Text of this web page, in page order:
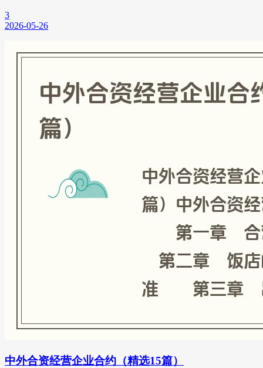
3
2026-05-26
中外合资经营企业合约（精选15篇）